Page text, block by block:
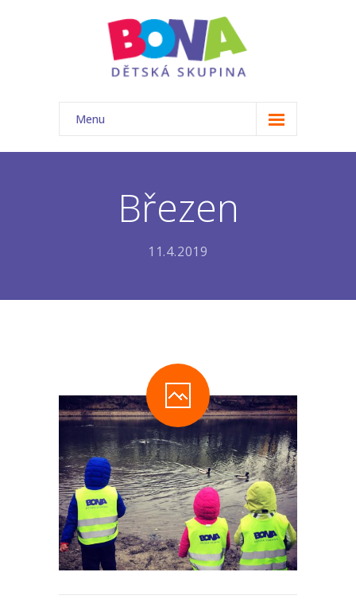
Menu
ÚVOD
-- Informace a tipy pro rodiče
-- Dokumenty ke stažení
-- Přihláška - formulář
-- FAQ – otázky a odpovědi
NOVINKY
O PROJEKTU
Březen
11.4.2019